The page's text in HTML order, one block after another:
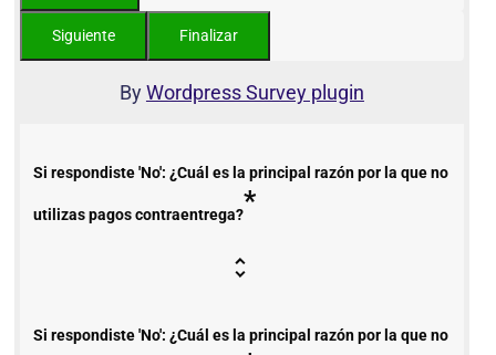
ByWordpress Survey plugin
Si respondiste 'No': ¿Cuál es la principal razón por la que no
utilizas pagos contraentrega?*
Si respondiste 'No': ¿Cuál es la principal razón por la que no